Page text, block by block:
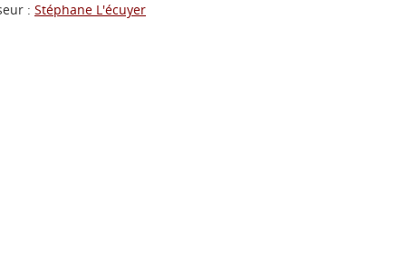
: Stéphane L'écuyer